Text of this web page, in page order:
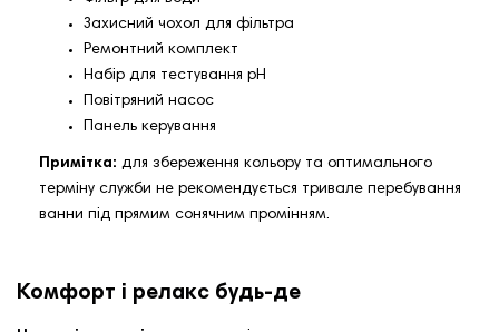
Захисний чохол для фільтра
Ремонтний комплект
Набір для тестування pH
Повітряний насос
Панель керування
Примітка: для збереження кольору та оптимального
терміну служби не рекомендується тривале перебування
ванни під прямим сонячним промінням.
Комфорт і релакс будь-де